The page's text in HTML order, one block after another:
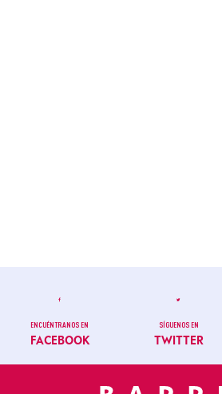
ENCUÉNTRANOS EN
FACEBOOK
SÍGUENOS EN
TWITTER